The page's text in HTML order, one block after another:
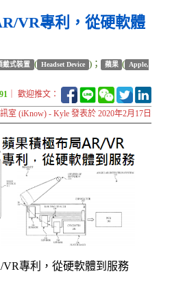
VR專利，從硬軟體
戴式裝置 ( Headset Device )； 蘋果 ( Apple,
｜ 歡迎推文：
室 (iKnow) - Kyle 發表於 2020年2月17日
VR專利，從硬軟體到服務